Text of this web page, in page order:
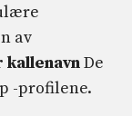
av
De
-profilene.